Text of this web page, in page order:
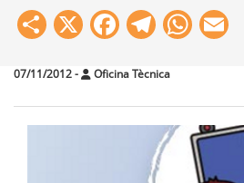
Share
X Facebook
07/11/2012- Oficina Tècnica